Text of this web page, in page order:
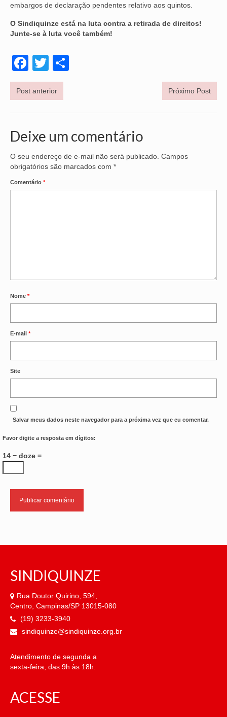
LGBTQIA+
MULHERES
OFICIAIS DE JUSTIÇA
SAÚDE
SOLIDARIEDADE
TECNOLOGIA DA INFORMAÇÃO
embargos de declaração pendentes relativo aos quintos.
O Sindiquinze está na luta contra a retirada de direitos!
Junte-se à luta você também!
Facebook
Twitter
Post anterior Próximo Post
Deixe um comentário
O seu endereço de e-mail não será publicado. Campos
obrigatórios são marcados com *
Comentário *
Nome *
E-mail *
Site
Salvar meus dados neste navegador para a próxima vez que eu comentar.
Favor digite a resposta em dígitos:
14 − doze =
SINDIQUINZE
Rua Doutor Quirino, 594,
Centro, Campinas/SP 13015-080
(19) 3233-3940
sindiquinze@sindiquinze.org.br
Atendimento de segunda a
sexta-feira, das 9h às 18h.
ACESSE